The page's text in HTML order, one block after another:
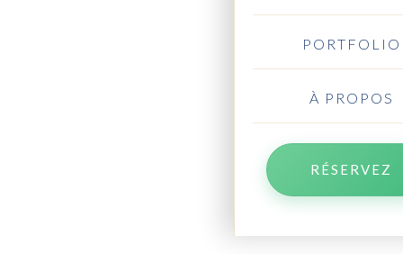
PORTFOLIO
À PROPOS
RÉSERVEZ